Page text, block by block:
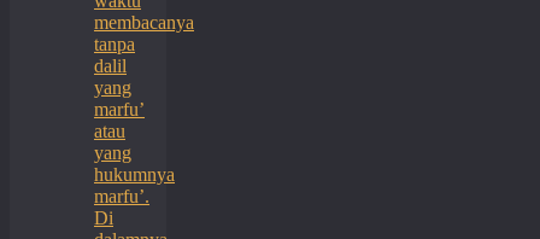
membacanya
tanpa
dalil
yang
marfu’
atau
yang
hukumnya
marfu’.
Di